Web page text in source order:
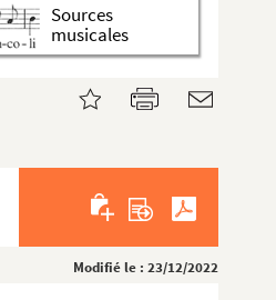
Sources
musicales
Modifié le : 23/12/2022